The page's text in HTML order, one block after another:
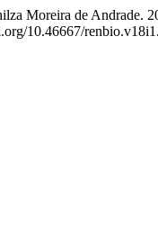
Moreira de Andrade.
10.46667/